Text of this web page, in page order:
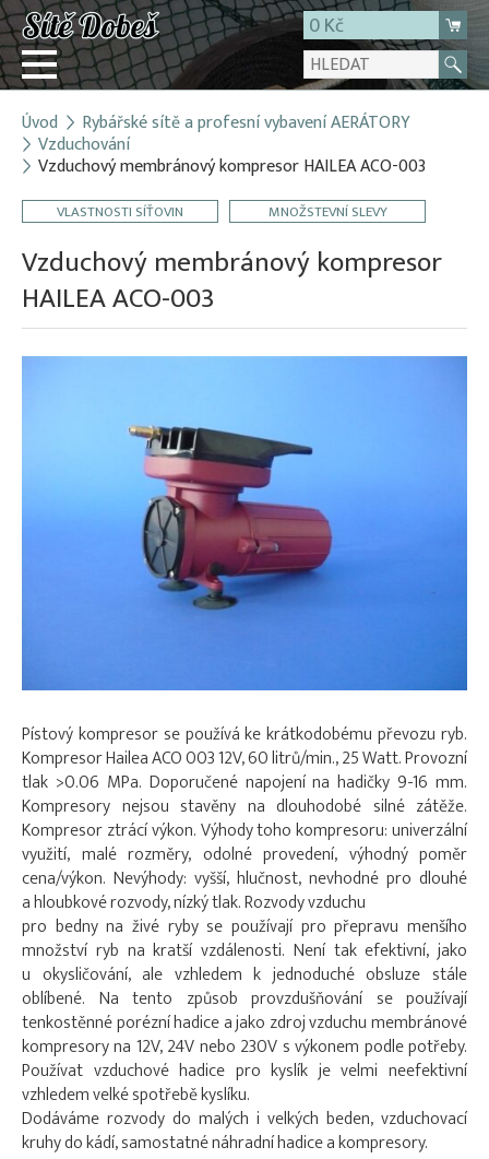
0 Kč
Přihlásit
Registrace
E-shop
O firmě
Kontakt
Úvod Rybářské sítě a profesní vybavení AERÁTORY
Vzduchování
Vzduchový membránový kompresor HAILEA ACO-003
VLASTNOSTI SÍŤOVIN MNOŽSTEVNÍ SLEVY
Vzduchový membránový kompresor
HAILEA ACO-003
Pístový kompresor se používá ke krátkodobému převozu ryb.
Kompresor Hailea ACO 003 12V, 60 litrů/min., 25 Watt. Provozní
tlak >0.06 MPa. Doporučené napojení na hadičky 9-16 mm.
Kompresory nejsou stavěny na dlouhodobé silné zátěže.
Kompresor ztrácí výkon. Výhody toho kompresoru: univerzální
využití, malé rozměry, odolné provedení, výhodný poměr
cena/výkon. Nevýhody: vyšší, hlučnost, nevhodné pro dlouhé
a hloubkové rozvody, nízký tlak. Rozvody vzduchu
pro bedny na živé ryby se používají pro přepravu menšího
množství ryb na kratší vzdálenosti. Není tak efektivní, jako
u okysličování, ale vzhledem k jednoduché obsluze stále
oblíbené. Na tento způsob provzdušňování se používají
tenkostěnné porézní hadice a jako zdroj vzduchu membránové
kompresory na 12V, 24V nebo 230V s výkonem podle potřeby.
Používat vzduchové hadice pro kyslík je velmi neefektivní
vzhledem velké spotřebě kyslíku.
Dodáváme rozvody do malých i velkých beden, vzduchovací
kruhy do kádí, samostatné náhradní hadice a kompresory.